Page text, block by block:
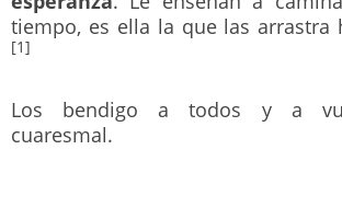
tiempo, es ella la que las arrastra
[1]
Los bendigo a todos y a
cuaresmal.